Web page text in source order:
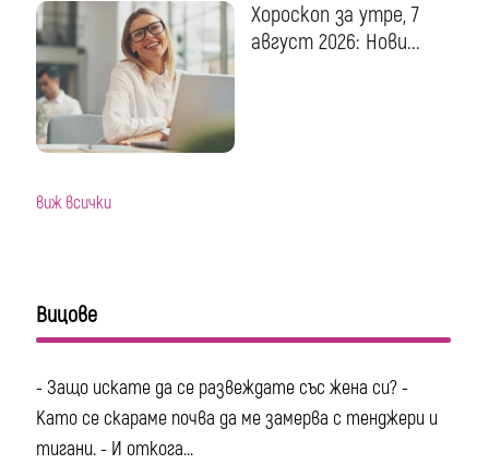
Хороскоп за утре, 7
август 2026: Нови...
виж всички
Вицове
- Защо искате да се развеждате със жена си? -
Като се скараме почва да ме замерва с тенджери и
тигани. - И откога...